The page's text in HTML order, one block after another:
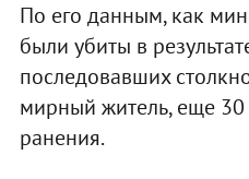
По его данным, как
были убиты в
последовавших
мирный житель, еще 30
ранения.